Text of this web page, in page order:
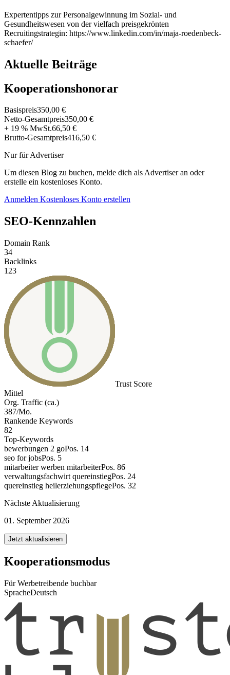
Expertentipps zur Personalgewinnung im Sozial- und
Gesundheitswesen von der vielfach preisgekrönten
Recruitingstrategin: https://www.linkedin.com/in/maja-roedenbeck-
schaefer/
Aktuelle Beiträge
Kooperationshonorar
Basispreis350,00 €
Netto-Gesamtpreis350,00 €
+ 19 % MwSt.66,50 €
Brutto-Gesamtpreis416,50 €
Nur für Advertiser
Um diesen Blog zu buchen, melde dich als Advertiser an oder
erstelle ein kostenloses Konto.
Anmelden Kostenloses Konto erstellen
SEO-Kennzahlen
Domain Rank
34
Backlinks
123
Trust Score
Mittel
Org. Traffic (ca.)
387/Mo.
Rankende Keywords
82
Top-Keywords
bewerbungen 2 goPos. 14
seo for jobsPos. 5
mitarbeiter werben mitarbeiterPos. 86
verwaltungsfachwirt quereinstiegPos. 24
quereinstieg heilerziehungspflegePos. 32
Nächste Aktualisierung
01. September 2026
Jetzt aktualisieren
Kooperationsmodus
Für Werbetreibende buchbar
SpracheDeutsch